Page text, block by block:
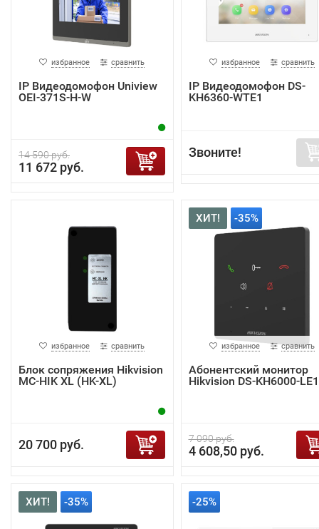
избранное сравнить
IP Видеодомофон Uniview
OEI-371S-H-W
14 590 руб.
11 672 руб.
избранное сравнить
IP Видеодомофон DS-
KH6360-WTE1
Звоните!
избранное сравнить
Блок сопряжения Hikvision
MC-HIK XL (HK-XL)
20 700 руб.
ХИТ! -35%
избранное сравнить
Абонентский монитор
Hikvision DS-KH6000-LE1
7 090 руб.
4 608,50 руб.
ХИТ! -35% -25%